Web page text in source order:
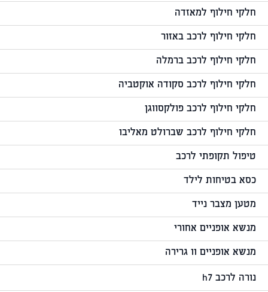
חלקי חילוף למאזדה
חלקי חילוף לרכב באזור
חלקי חילוף לרכב ברמלה
חלקי חילוף לרכב סקודה אוקטביה
חלקי חילוף לרכב פולקסווגן
חלקי חילוף לרכב שברולט מאליבו
טיפול תקופתי לרכב
כסא בטיחות לילד
מטען מצבר נייד
מנשא אופניים אחורי
מנשא אופניים וו גרירה
נורה לרכב h7